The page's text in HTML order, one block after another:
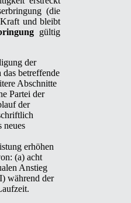
(die
und bleibt
gültig
der
betreffende
Abschnitte
Partei der
der
neues
erhöhen
(a) acht
Anstieg
während der